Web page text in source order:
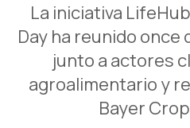
La iniciativa
Day ha reunido
junto a actores
agroalimentario y
Bayer